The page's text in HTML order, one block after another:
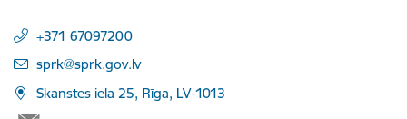
+371 67097200
E-pasts:
sprk@sprk.gov.lv
Skanstes iela 25, Rīga, LV-1013